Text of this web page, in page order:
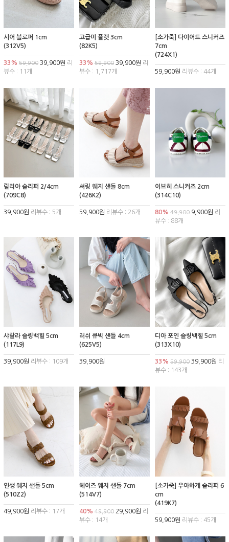
시어 블로퍼 1cm
(312V5)
33% 59,900 39,900원 리
뷰수 : 11개
고급미 플랫 3cm
(82K5)
33% 59,90039,900원 리
뷰수 : 1,717개
[소가죽] 다이어트 스니커즈
7cm
(724X1)
59,900원 리뷰수 : 44개
릴리아 슬리퍼 2/4cm
(709C8)
39,900원 리뷰수 : 5개
셔링 웨지 샌들 8cm
(426K2)
59,900원 리뷰수 : 26개
이브히 스니커즈 2cm
(314C10)
80% 49,9009,900원 리
뷰수 : 88개
샤랄라 슬링백힐 5cm
(117L9)
39,900원 리뷰수 : 109개
러쉬 큐빅 샌들 4cm
(625V5)
39,900원
디아 포인 슬링백힐 5cm
(313X10)
33% 59,90039,900원 리
뷰수 : 143개
인생 웨지 샌들 5cm
(510Z2)
49,900원 리뷰수 : 17개
헤이즈 웨지 샌들 7cm
(514V7)
40% 49,90029,900원 리
뷰수 : 14개
[소가죽] 우아하게 슬리퍼 6
cm
(419K7)
59,900원 리뷰수 : 45개